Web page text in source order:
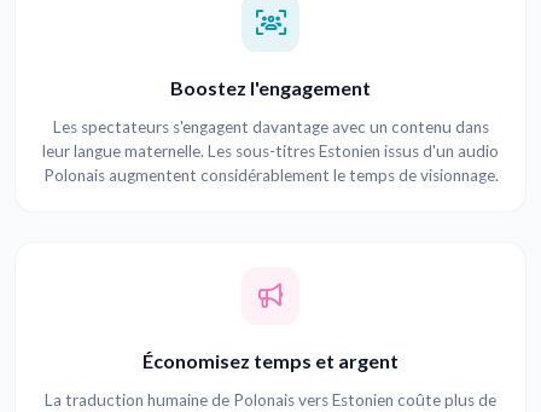
Boostez l'engagement
Les spectateurs s'engagent davantage avec un contenu dans
leur langue maternelle. Les sous-titres Estonien issus d'un audio
Polonais augmentent considérablement le temps de visionnage.
Économisez temps et argent
La traduction humaine de Polonais vers Estonien coûte plus de